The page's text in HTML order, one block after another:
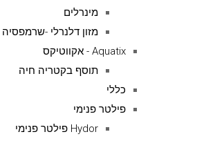
מינרלים
מזון דלנרלי -שרמפסיה
Aquatix - אקווטיקס
תוסף בקטריה חיה
כללי
פילטר פנימי
Hydor פילטר פנימי